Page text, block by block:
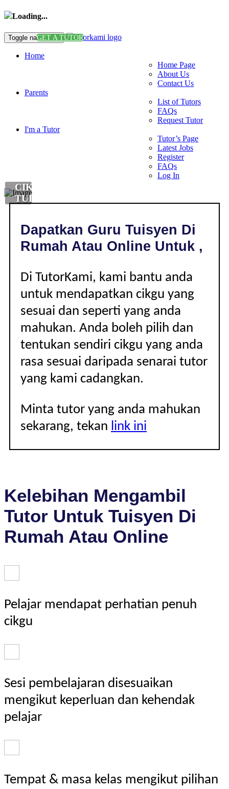
Loading...
Toggle navigationGET A TUTOR
Home
Home Page
About Us
Contact Us
Parents
List of Tutors
FAQs
Request Tutor
I'm a Tutor
Tutor’s Page
Latest Jobs
Register
FAQs
Log In
CIKGU
TUISYEN
Dapatkan Guru Tuisyen Di
Rumah Atau Online Untuk ,
Di TutorKami, kami bantu anda
untuk mendapatkan cikgu yang
sesuai dan seperti yang anda
mahukan. Anda boleh pilih dan
tentukan sendiri cikgu yang anda
rasa sesuai daripada senarai tutor
yang kami cadangkan.
Minta tutor yang anda mahukan
sekarang, tekan link ini
Kelebihan Mengambil
Tutor Untuk Tuisyen Di
Rumah Atau Online
Pelajar mendapat perhatian penuh
cikgu
Sesi pembelajaran disesuaikan
mengikut keperluan dan kehendak
pelajar
Tempat & masa kelas mengikut pilihan